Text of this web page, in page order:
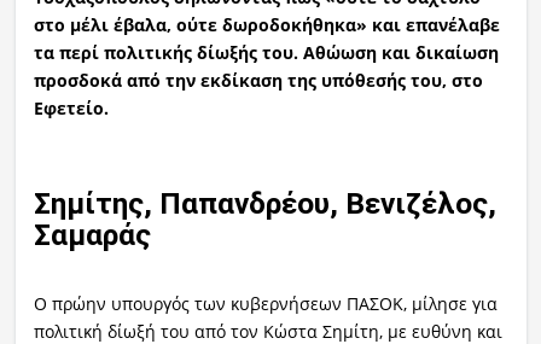
στο μέλι έβαλα, ούτε δωροδοκήθηκα» και επανέλαβε
τα περί πολιτικής δίωξής του. Αθώωση και δικαίωση
προσδοκά από την εκδίκαση της υπόθεσής του, στο
Εφετείο.
Σημίτης, Παπανδρέου, Βενιζέλος,
Σαμαράς
Ο πρώην υπουργός των κυβερνήσεων ΠΑΣΟΚ, μίλησε για
πολιτική δίωξή του από τον Κώστα Σημίτη, με ευθύνη και